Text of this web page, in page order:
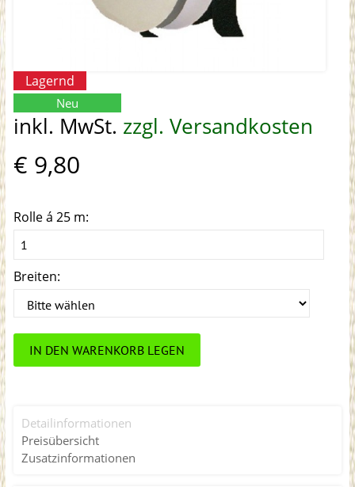
Lagernd
Neu
inkl. MwSt. zzgl. Versandkosten
€ 9,80
Rolle á 25 m:
Breiten:
IN DEN WARENKORB LEGEN
Detailinformationen
Preisübersicht
Zusatzinformationen